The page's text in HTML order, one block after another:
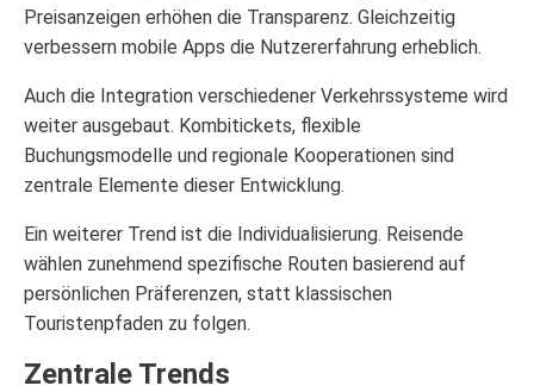
Preisanzeigen erhöhen die Transparenz. Gleichzeitig
verbessern mobile Apps die Nutzererfahrung erheblich.
Auch die Integration verschiedener Verkehrssysteme wird
weiter ausgebaut. Kombitickets, flexible
Buchungsmodelle und regionale Kooperationen sind
zentrale Elemente dieser Entwicklung.
Ein weiterer Trend ist die Individualisierung. Reisende
wählen zunehmend spezifische Routen basierend auf
persönlichen Präferenzen, statt klassischen
Touristenpfaden zu folgen.
Zentrale Trends